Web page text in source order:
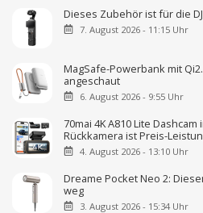
Dieses Zubehör ist für die
7. August 2026 - 11:15 Uhr
MagSafe-Powerbank mit
angeschaut
6. August 2026 - 9:55 Uhr
70mai 4K A810 Lite
Rückkamera ist Preis-
4. August 2026 - 13:10 Uhr
Dreame Pocket Neo 2:
weg
3. August 2026 - 15:34 Uhr